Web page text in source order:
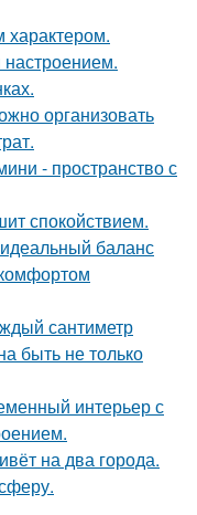
характером.
настроением.
организовать
- пространство с
спокойствием.
баланс
сантиметр
быть не только
интерьер с
на два города.